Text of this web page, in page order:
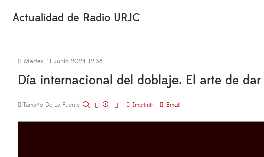
Actualidad de Radio URJC
Martes, 11 Junio 2024 12:38
Día internacional del doblaje. El arte de
Tamaño De La Fuente Imprimir Email